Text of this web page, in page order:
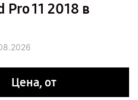
11 2018 в
Цена, от